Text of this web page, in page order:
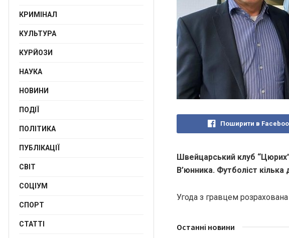
Поширити в
Швейцарський клуб
В’юнника. Футболіст
Угода з гравцем
Останні новини
КРИМІНАЛ
КУЛЬТУРА
КУРЙОЗИ
НАУКА
НОВИНИ
ПОДІЇ
ПОЛІТИКА
ПУБЛІКАЦІЇ
СВІТ
СОЦІУМ
СПОРТ
СТАТТІ